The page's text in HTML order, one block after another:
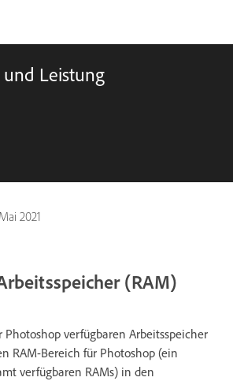
Leistung
2021
(RAM)
Photoshop verfügbaren Arbeitsspeicher
RAM-Bereich für Photoshop (ein
verfügbaren RAMs) in den